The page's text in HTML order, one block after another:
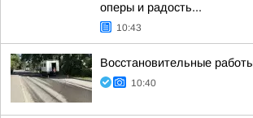
оперы и радость...
10:43
Восстановительные
10:40